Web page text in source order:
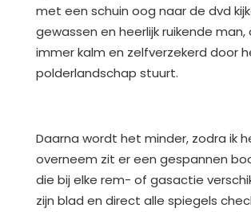
met een schuin oog naar de dvd
gewassen en heerlijk ruikende man,
immer kalm en zelfverzekerd door
polderlandschap stuurt.
Daarna wordt het minder, zodra ik
overneem zit er een gespannen
die bij elke rem- of gasactie
zijn blad en direct alle spiegels